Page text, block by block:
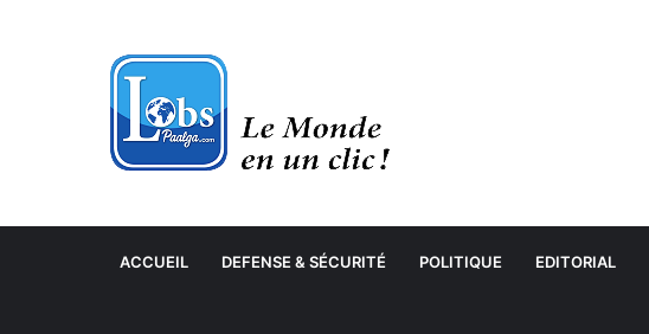
ACCUEIL DEFENSE & SÉCURITÉ POLITIQUE EDITORIAL